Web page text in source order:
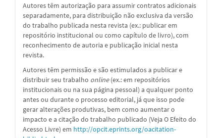
Autores têm autorização para assumir contratos adicionais
separadamente, para distribuição não exclusiva da versão
do trabalho publicada nesta revista (ex.: publicar em
repositório institucional ou como capítulo de livro), com
reconhecimento de autoria e publicação inicial nesta
revista.
Autores têm permissão e são estimulados a publicar e
distribuir seu trabalho online(ex.: em repositórios
institucionais ou na sua página pessoal) a qualquer ponto
antes ou durante o processo editorial, já que isso pode
gerar alterações produtivas, bem como aumentar o
impacto e a citação do trabalho publicado (Veja O Efeito do
Acesso Livre) em http://opcit.eprints.org/oacitation-